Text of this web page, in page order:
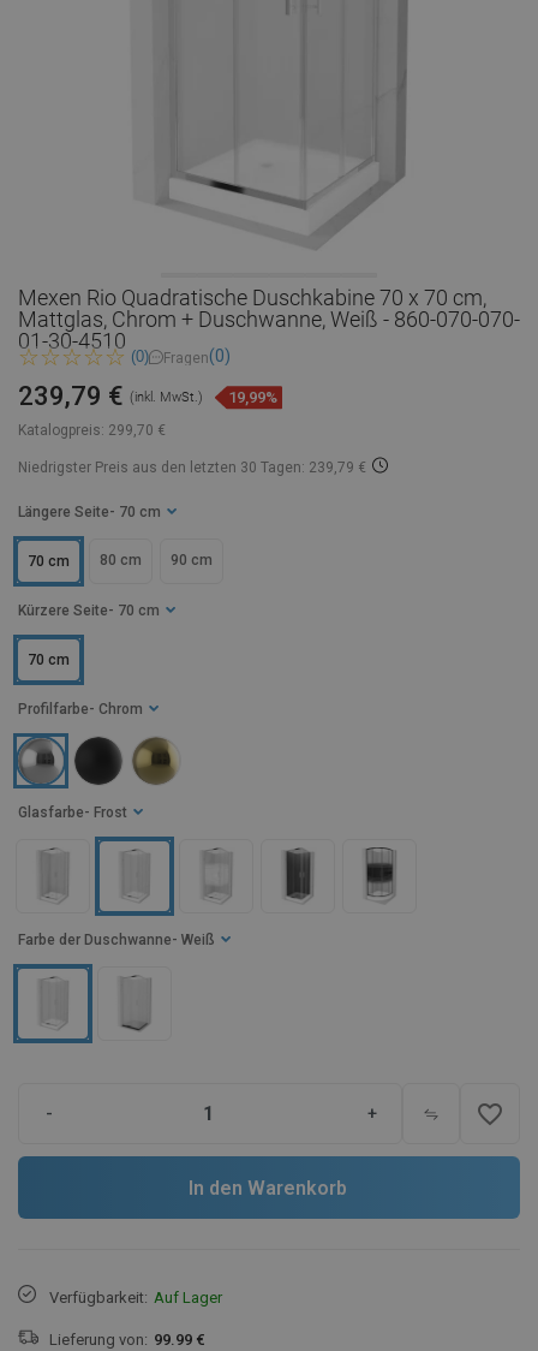
Mexen Rio Quadratische Duschkabine 70 x 70 cm,
Mattglas, Chrom + Duschwanne, Weiß - 860-070-070-
01-30-4510
(0) Fragen(0)
Katalogpreis: 299,70 €
239,79 € (inkl. MwSt.) 19,99%
Niedrigster Preis aus den letzten 30 Tagen: 239,79 €
Längere Seite - 70 cm
70 cm 80 cm 90 cm
Kürzere Seite - 70 cm
70 cm
Glasfarbe - Frost
Profilfarbe - Chrom
Farbe der Duschwanne - Weiß
- + favorite_border
In den Warenkorb
Verfügbarkeit: Auf Lager
Lieferung von: 99.99 €